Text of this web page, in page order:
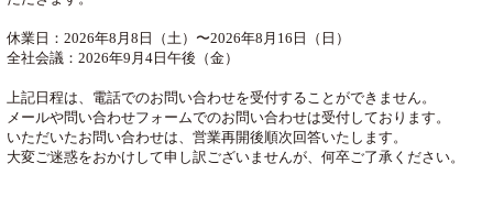
休業日：2026年8月8日（土）〜2026年8月16日（日）
全社会議：2026年9月4日午後（金）
上記日程は、電話でのお問い合わせを受付することができません。
メールや問い合わせフォームでのお問い合わせは受付しております。
いただいたお問い合わせは、営業再開後順次回答いたします。
大変ご迷惑をおかけして申し訳ございませんが、何卒ご了承ください。